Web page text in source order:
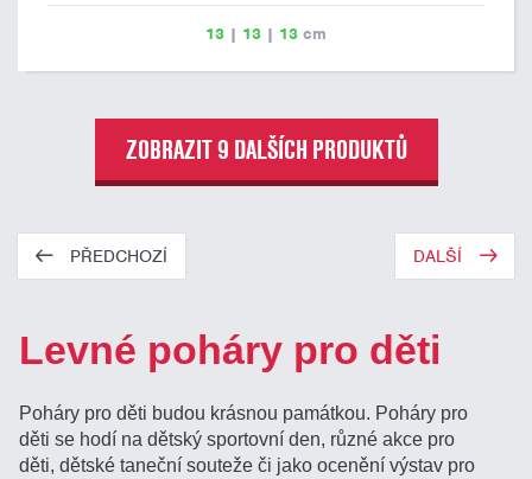
13 | 13 | 13 cm
ZOBRAZIT 9 DALŠÍCH PRODUKTŮ
PŘEDCHOZÍ DALŠÍ
Levné poháry pro děti
Poháry pro děti budou krásnou památkou. Poháry pro
děti se hodí na dětský sportovní den, různé akce pro
děti, dětské taneční souteže či jako ocenění výstav pro